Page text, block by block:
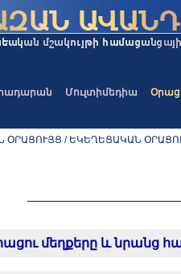
Մուլտիմեդիա
ՕՐԱՑՈՒՅՑ / ԵԿԵՂԵՑԱԿԱՆ
մեղքերը և նրանց